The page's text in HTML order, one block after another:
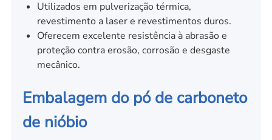
Utilizados em pulverização térmica,
revestimento a laser e revestimentos duros.
Oferecem excelente resistência à abrasão e
proteção contra erosão, corrosão e desgaste
mecânico.
Embalagem do pó de carboneto
de nióbio